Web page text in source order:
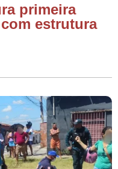
primeira
estrutura